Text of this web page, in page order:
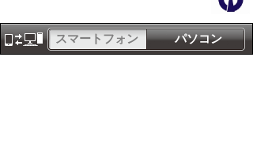
パソコン
スマートフォン